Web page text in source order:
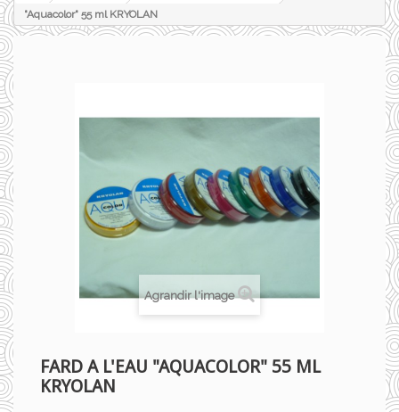
"Aquacolor" 55 ml KRYOLAN
Agrandir l'image
FARD A L'EAU "AQUACOLOR" 55 ML
KRYOLAN